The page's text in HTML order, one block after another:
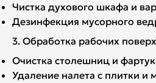
Чистка духового шкафа и
Дезинфекция мусорного
3. Обработка рабочих
Очистка столешниц и
Удаление налета с плитки